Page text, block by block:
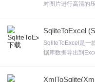
对图片进行高清的
片压缩，图片转换
并、图片压缩等功
SqliteToExcel是一
据库数据导出到